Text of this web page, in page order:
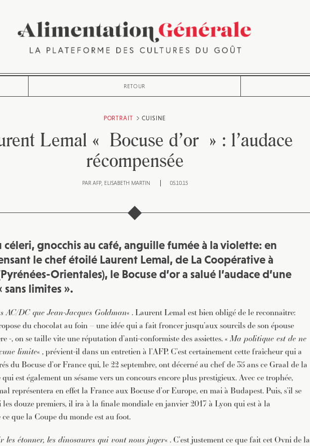
RETOUR
PORTRAIT CUISINE
Lemal « Bocuse d’or » : l’audace
récompensée
PAR AFP ELISABETH MARTIN 05.10.15
céleri, gnocchis au café, anguille fumée à la violette: en
le chef étoilé Laurent Lemal, de La Coopérative à
Orientales), le Bocuse d’or a salué l’audace d’une
sans limites ».
AC/DC que Jean-Jacques Goldman« . Laurent Lemal est bien obligé de le reconnaître:
du chocolat au foin – une idée qui a fait froncer jusqu’aux sourcils de son épouse
-, on se taille vite une réputation d’anti-conformiste des assiettes. «Ma politique est de ne
limite« , prévient-il dans un entretien à l’AFP. C’est certainement cette fraîcheur qui a
du Bocuse d’or France qui, le 22 septembre, ont décerné au chef de 35 ans ce Graal de la
est également un sésame vers un concours encore plus prestigieux. Avec ce trophée,
représentera en effet la France aux Bocuse d’or Europe, en mai à Budapest. Puis, s’il se
les douze premiers, il ira à la finale mondiale en janvier 2017 à Lyon qui est à la
que la Coupe du monde est au foot.
étonner, les dinosaures qui vont nous juger« . C’est justement ce que fait cet Ovni de la